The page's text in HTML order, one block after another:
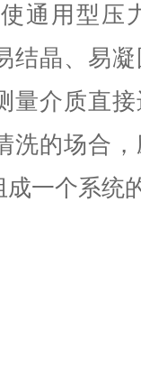
通用型压
结晶、易
量介质直
洗的场合
一个系统